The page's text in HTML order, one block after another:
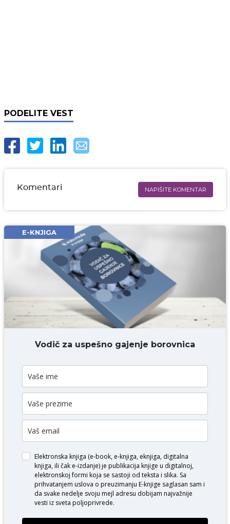
PODELITE VEST
Komentari NAPIŠITE KOMENTAR
Email* obavezno
Komentar* obavezno
DODAJ KOMENTAR
E-KNJIGA
Vodič za uspešno gajenje borovnica
Elektronska knjiga (e-book, e-knjiga, eknjiga, digitalna
knjiga, ili čak e-izdanje) je publikacija knjige u digitalnoj,
elektronskoj formi koja se sastoji od teksta i slika. Sa
prihvatanjem uslova o preuzimanju E-knjige saglasan sam i
da svake nedelje svoju mejl adresu dobijam najvažnije
vesti iz sveta poljoprivrede.